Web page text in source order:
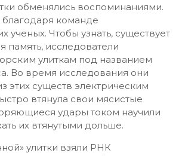
обменялись воспоминаниями.
благодаря команде
ученых. Чтобы узнать, существует
память, исследователи
улиткам под названием
Во время исследования они
этих существ электрическим
втянула свои мясистые
удары током научили
их втянутыми дольше.
улитки взяли РНК